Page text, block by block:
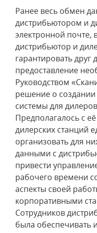
Ранее весь обмен
дистрибьютором и
электронной почте,
дистрибьютор и
гарантировать друг
предоставление
Руководством
решение о
системы для
Предполагалось с
дилерских станций
организовать для
данными с
привести
рабочего времени
аспекты своей
корпоративными
Сотрудников
была